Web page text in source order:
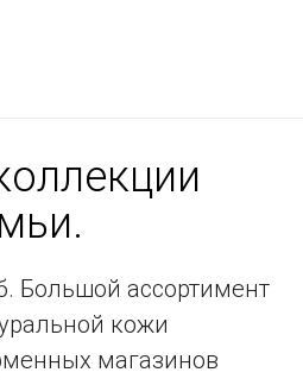
Большой ассортимент
кожи
магазинов